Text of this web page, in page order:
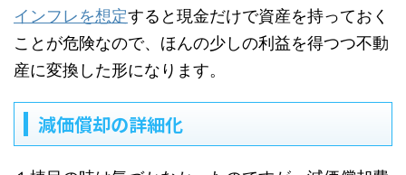
インフレを想定すると現金だけで資産を持っておく
ことが危険なので、ほんの少しの利益を得つつ不動
産に変換した形になります。
減価償却の詳細化